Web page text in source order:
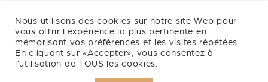
c
e
b
k
e
dI
tt
er
ai
l
ta
g
er
Nous utilisons des cookies sur notre site Web pour
vous offrir l'expérience la plus pertinente en
mémorisant vos préférences et les visites répétées.
En cliquant sur «Accepter», vous consentez à
l'utilisation de TOUS les cookies.